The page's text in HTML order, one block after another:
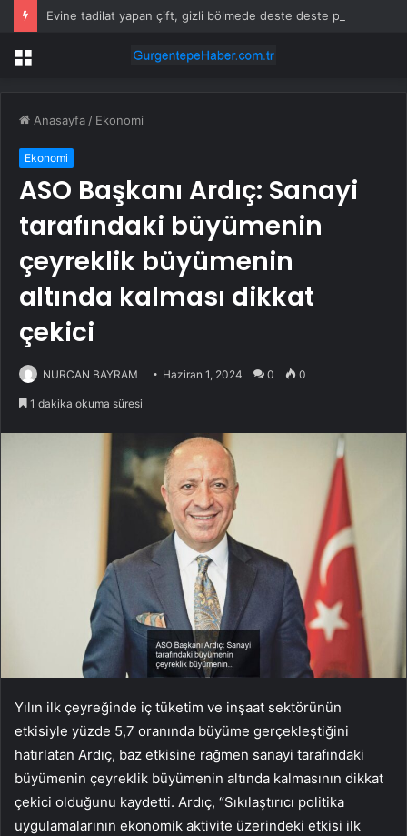
Menü
Anasayfa / Ekonomi
Ekonomi
ASO Başkanı Ardıç: Sanayi
tarafındaki büyümenin
çeyreklik büyümenin
altında kalması dikkat
çekici
NURCAN BAYRAM Haziran 1, 2024 0 0
1 dakika okuma süresi
Yılın ilk çeyreğinde iç tüketim ve inşaat sektörünün
etkisiyle yüzde 5,7 oranında büyüme gerçekleştiğini
hatırlatan Ardıç, baz etkisine rağmen sanayi tarafındaki
büyümenin çeyreklik büyümenin altında kalmasının dikkat
çekici olduğunu kaydetti. Ardıç, “Sıkılaştırıcı politika
uygulamalarının ekonomik aktivite üzerindeki etkisi ilk